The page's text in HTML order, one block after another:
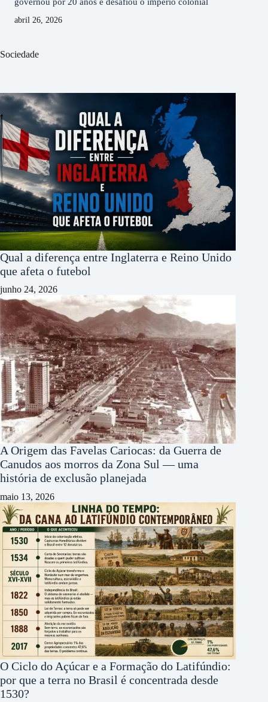
abril 26, 2026
Sociedade
Qual a diferença entre Inglaterra e Reino Unido
que afeta o futebol
junho 24, 2026
A Origem das Favelas Cariocas: da Guerra de
Canudos aos morros da Zona Sul — uma
história de exclusão planejada
maio 13, 2026
O Ciclo do Açúcar e a Formação do Latifúndio:
por que a terra no Brasil é concentrada desde
1530?